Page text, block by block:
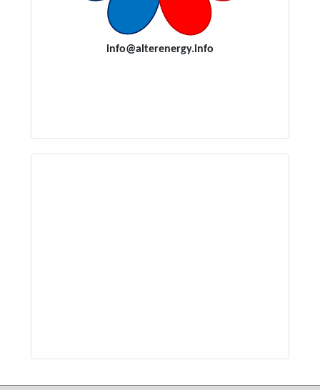
info@alterenergy.info